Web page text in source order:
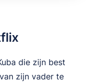
die zijn best
zijn vader te